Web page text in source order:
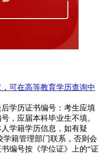
可在高等教育学历查询中
学历证书编号：考生应填
，应届本科毕业生不填。
学籍学历信息，如有疑
学籍管理部门联系，否则会
编号按《学位证》上的“证